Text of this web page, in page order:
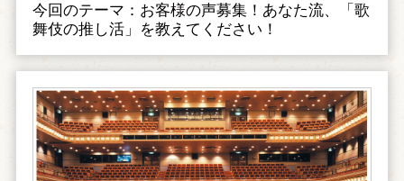
今回のテーマ：お客様の声募集！あなた流、「歌
舞伎の推し活」を教えてください！